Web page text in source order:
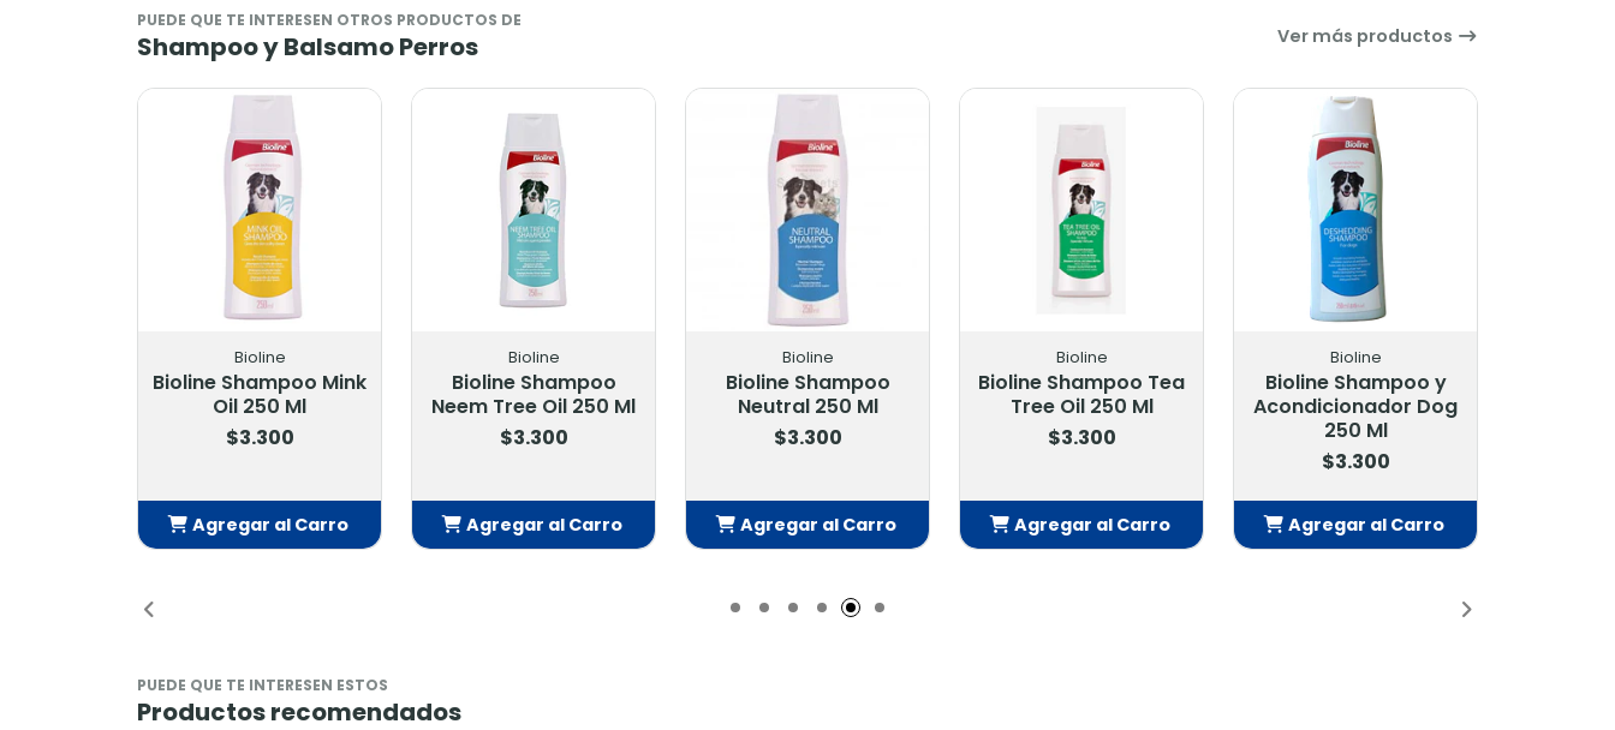
PUEDE QUE TE INTERESEN OTROS PRODUCTOS DE
Shampoo y Balsamo Perros Ver más productos
Bioline
Bioline Shampoo
Neem Tree Oil 250 Ml
$3.300
Agregar al Carro
Bioline
Bioline Shampoo
Neutral 250 Ml
$3.300
Agregar al Carro
Bioline
Bioline Shampoo Tea
Tree Oil 250 Ml
$3.300
Agregar al Carro
Bioline
Bioline Shampoo y
Acondicionador Dog
250 Ml
Agregar al Carro
CANISH
Canish Shampoo
Balsamico 390 Ml
$5.100
Agregar al Carro
PUEDE QUE TE INTERESEN ESTOS
Productos recomendados